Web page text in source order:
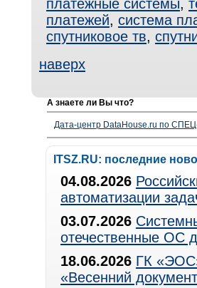
платежные системы,
платежей, система
спутниковое тв,
наверх
А знаете ли Вы что?
Дата-центр DataHouse.ru по
ITSZ.RU: последние
04.08.2026
автоматизации
03.07.2026
отечественные ОС
18.06.2026 ГК
«Весенний